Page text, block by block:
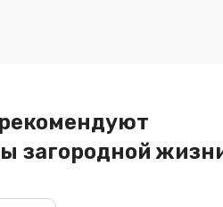
рекомендуют
загородной